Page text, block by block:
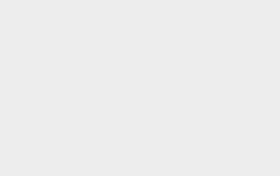
do Canaltech.